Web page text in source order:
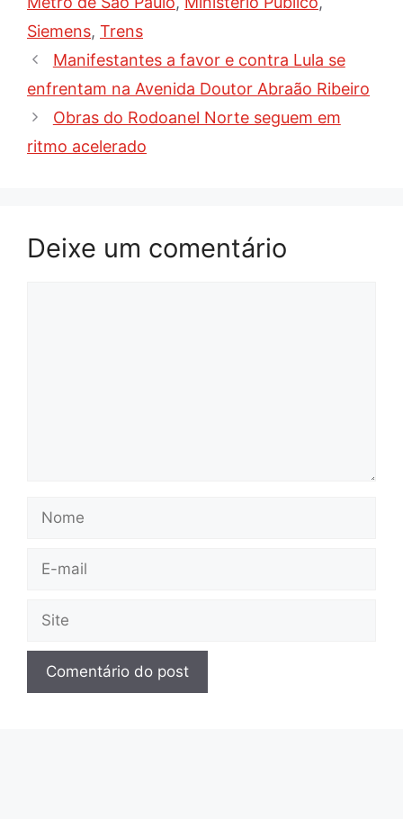
Siemens, Trens
Manifestantes a favor e contra Lula se
enfrentam na Avenida Doutor Abraão Ribeiro
Obras do Rodoanel Norte seguem em
ritmo acelerado
Deixe um comentário
Nome
E-
Site